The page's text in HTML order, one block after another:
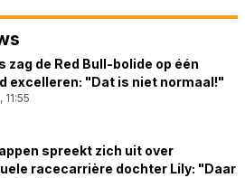
zag de Red Bull-bolide op één
excelleren: "Dat is niet normaal!"
spreekt zich uit over
racecarrière dochter Lily: "Daar